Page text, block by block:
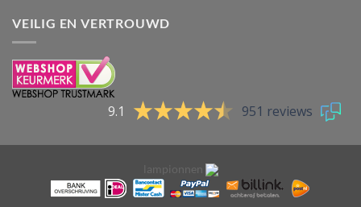
VEILIG EN VERTROUWD
9.1 951 reviews
lampionnen